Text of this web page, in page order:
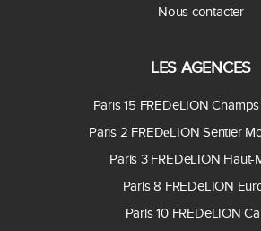
Nous contacter
LES AGENCES
Paris 15 FREDeLION
Paris 2 FREDēLION Sentier
Paris 3 FREDeLION Haut-
Paris 8 FREDeLION
Paris 10 FREDeLION